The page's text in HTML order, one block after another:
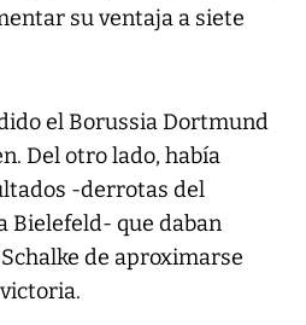
su ventaja a siete
el Borussia Dortmund
Del otro lado, había
-derrotas del
Bielefeld- que daban
de aproximarse